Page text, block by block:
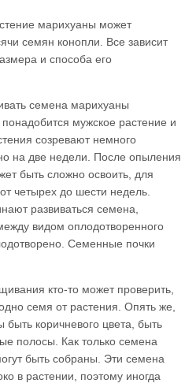
марихуаны может
семян конопли. Все зависит
и способа его
семена марихуаны
мужское растение и
созревают немного
на две недели. После опыления
быть сложно освоить, для
четырех до шести недель.
развиваться семена,
видом оплодотворенного
Семенные почки
кто-то может проверить,
семя от растения. Опять же,
коричневого цвета, быть
полосы. Как только семена
быть собраны. Эти семена
в растении, поэтому иногда